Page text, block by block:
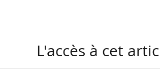
du 24/02/2023 au 31/12/
L'accès à cet